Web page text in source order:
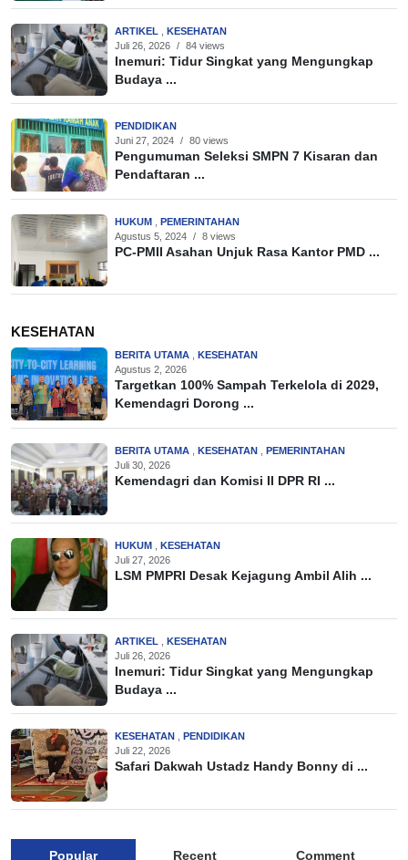
ARTIKEL
KESEHATAN
Juli 26, 2026 / 84 views
Inemuri: Tidur Singkat yang Mengungkap
Budaya ...
PENDIDIKAN
Juni 27, 2024 / 80 views
Pengumuman Seleksi SMPN 7 Kisaran dan
Pendaftaran ...
HUKUM
PEMERINTAHAN
Agustus 5, 2024 / 8 views
PC-PMII Asahan Unjuk Rasa Kantor PMD ...
KESEHATAN
BERITA UTAMA
KESEHATAN
Agustus 2, 2026
Targetkan 100% Sampah Terkelola di 2029,
Kemendagri Dorong ...
BERITA UTAMA KESEHATAN
PEMERINTAHAN
Juli 30, 2026
Kemendagri dan Komisi II DPR RI ...
HUKUM
KESEHATAN
Juli 27, 2026
LSM PMPRI Desak Kejagung Ambil Alih ...
ARTIKEL
KESEHATAN
Juli 26, 2026
Inemuri: Tidur Singkat yang Mengungkap
Budaya ...
KESEHATAN
PENDIDIKAN
Juli 22, 2026
Safari Dakwah Ustadz Handy Bonny di ...
Popular Recent Comment